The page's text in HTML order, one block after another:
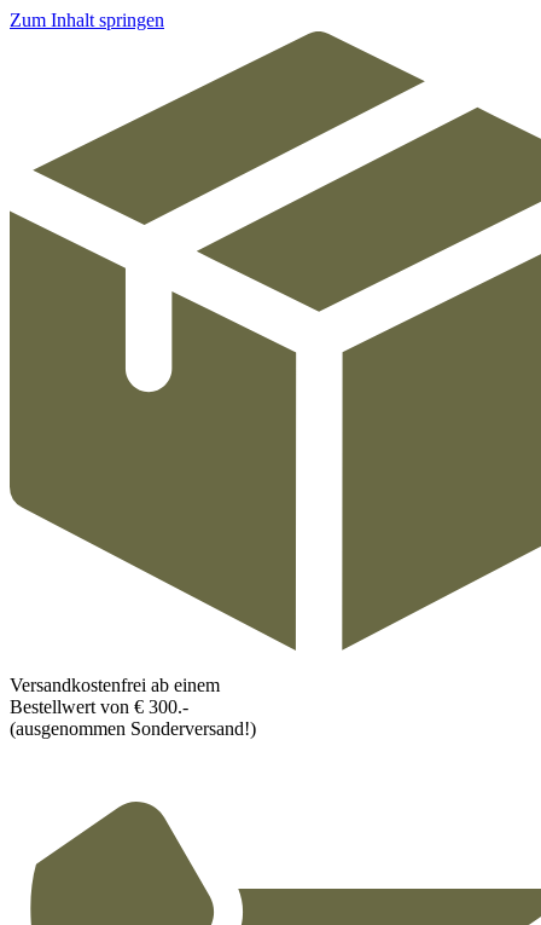
Zum Inhalt springen
Versandkostenfrei ab einem
Bestellwert von € 300.-
(ausgenommen Sonderversand!)